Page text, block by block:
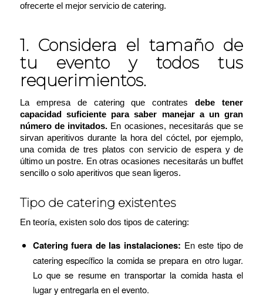
ofrecerte el mejor servicio de catering.
1. Considera el tamaño de
tu evento y todos tus
requerimientos.
La empresa de catering que contratesdebe tener
capacidad suficiente para saber manejar a un gran
número de invitados. En ocasiones, necesitarás que se
sirvan aperitivos durante la hora del cóctel, por ejemplo,
una comida de tres platos con servicio de espera y de
último un postre. En otras ocasiones necesitarás un buffet
sencillo o solo aperitivos que sean ligeros.
Tipo de catering existentes
En teoría, existen solo dos tipos de catering:
Catering fuera de las instalaciones: En este tipo de
catering específico la comida se prepara en otro lugar.
Lo que se resume en transportar la comida hasta el
lugar y entregarla en el evento.